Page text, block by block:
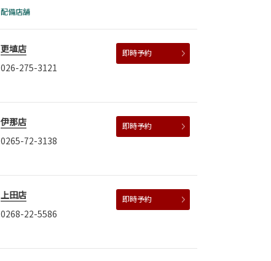
配備店舗
更埴店
026-275-3121
即時予約
伊那店
0265-72-3138
即時予約
上田店
0268-22-5586
即時予約